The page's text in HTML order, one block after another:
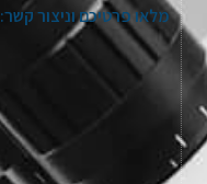
מלאו פרטיכם וניצור קשר: